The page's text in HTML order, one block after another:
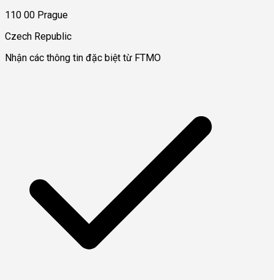
110 00 Prague
Czech Republic
Nhận các thông tin đặc biệt từ FTMO